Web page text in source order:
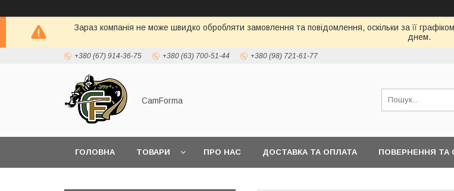
Зараз компанія не може швидко обробляти замовлення та повідомлення, оскільки за її
днем.
+380 (67) 914-36-75 +380 (63) 700-51-44 +380 (98) 721-61-77
CamForma
ГОЛОВНА ТОВАРИ ПРО НАС ДОСТАВКА ТА ОПЛАТА ПОВЕРНЕННЯ ТА